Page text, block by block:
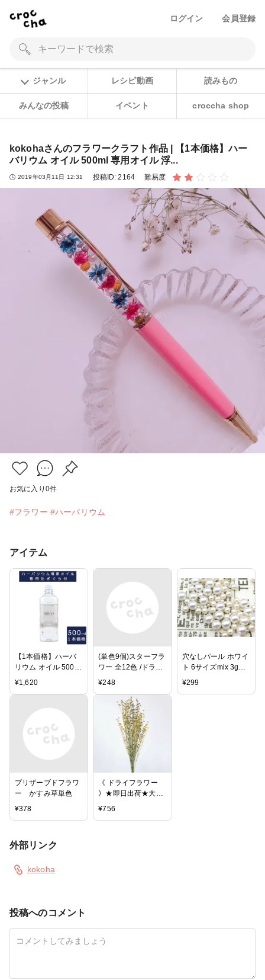
ログイン 会員登録
ジャンル レシピ動画 読みもの
みんなの投稿 イベント croccha shop
kokohaさんのフラワークラフト作品 | 【1本価格】ハー
バリウム オイル 500ml 専用オイル 浮...
2019年03月11日 12:31 投稿ID:2164 難易度
お気に入り 0件
#フラワー #ハーバリウム
アイテム
【1本価格】ハーバ
リウム オイル 500ml
専用オイル 浮游花
fuyuka パラフィン
¥1,620
(単色9個)スターフラ
ワー 全12色 /ドライ
フラワー/レジンクラ
パーツ/ハーバリウ
ム/花材/材料/RP-97
¥248
穴なしパール ホワイ
ト 6サイズmix 3g
1mm〜6mm デコ レ
¥299
プリザーブドフラワ
ー かすみ草単色
¥378
《 ドライフラワー
》★即日出荷★大地/
オオチノウエン(ソク
¥756
外部リンク
kokoha
投稿へのコメント